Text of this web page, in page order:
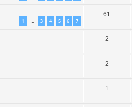
1 … 3 4 5 6 7
61
2
2
1